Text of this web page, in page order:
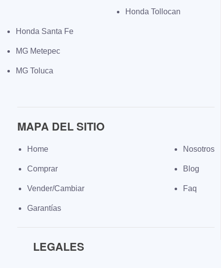
Honda Tollocan
Honda Santa Fe
MG Metepec
MG Toluca
MAPA DEL SITIO
Home
Comprar
Vender/Cambiar
Garantías
Nosotros
Blog
Faq
LEGALES